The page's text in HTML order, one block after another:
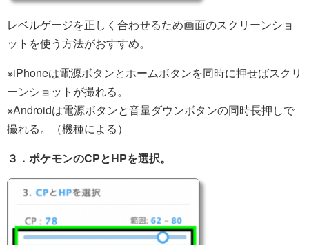
レベルゲージを正しく合わせるため画面のスクリーンショ
ットを使う方法がおすすめ。
※iPhoneは電源ボタンとホームボタンを同時に押せばスクリ
ーンショットが撮れる。
※Androidは電源ボタンと音量ダウンボタンの同時長押しで
撮れる。（機種による）
３．ポケモンのCPとHPを選択。